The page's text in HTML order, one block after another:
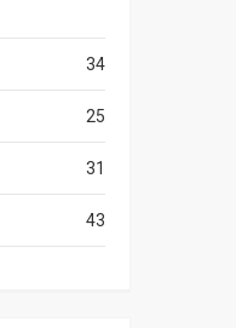
34
25
31
43